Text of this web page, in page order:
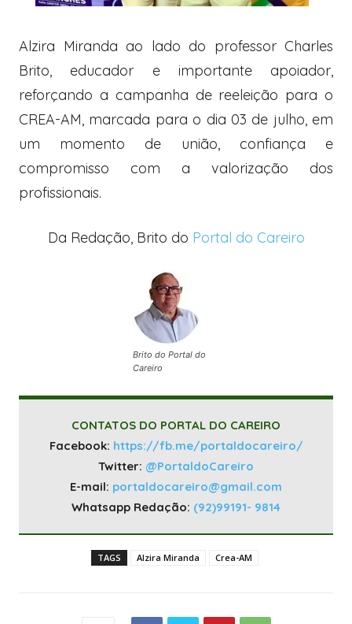
Alzira Miranda ao lado do professor Charles
Brito, educador e importante apoiador,
reforçando a campanha de reeleição para o
CREA-AM, marcada para o dia 03 de julho, em
um momento de união, confiança e
compromisso com a valorização dos
profissionais.
Da Redação, Brito do Portal do Careiro
Brito do Portal do
Careiro
CONTATOS DO PORTAL DO CAREIRO
Facebook: https://fb.me/portaldocareiro/
Twitter: @PortaldoCareiro
E-mail: portaldocareiro@gmail.com
Whatsapp Redação: (92)99191- 9814
TAGS Alzira Miranda Crea-AM